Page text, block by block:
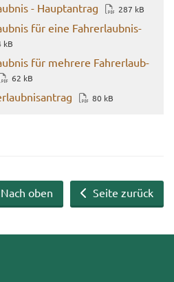
- Haupt­an­trag 287 kB
für eine Fahr­erlaub­nis­
kB
für meh­re­re Fahr­erlaub­
62 kB
80 kB
Seite zurück
Nach oben